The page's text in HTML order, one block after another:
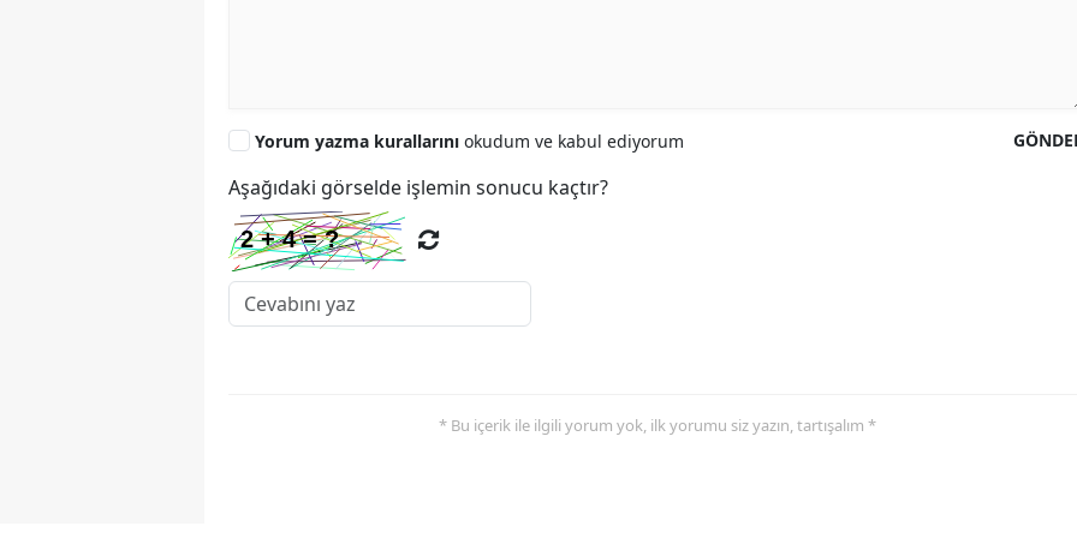
Yorum yazma kurallarını okudum ve kabul ediyorum
Aşağıdaki görselde işlemin sonucu kaçtır?
* Bu içerik ile ilgili yorum yok, ilk yorumu siz yazın, tartışalım *